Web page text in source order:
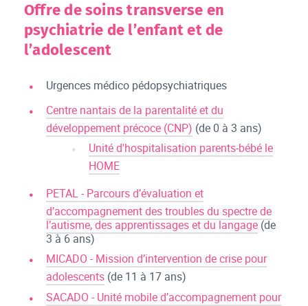
Offre de soins transverse en
psychiatrie de l’enfant et de
l’adolescent
Urgences médico pédopsychiatriques
Centre nantais de la parentalité et du
développement précoce (CNP) (de 0 à 3 ans)
Unité d'hospitalisation parents-bébé le
HOME
PETAL - Parcours d’évaluation et
d’accompagnement des troubles du spectre de
l’autisme, des apprentissages et du langage(de
3 à 6 ans)
MICADO - Mission d’intervention de crise pour
adolescents (de 11 à 17 ans)
SACADO - Unité mobile d’accompagnement pour